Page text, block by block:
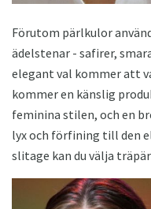
Förutom pärlkulor
ädelstenar - safirer,
elegant val kommer att
kommer en känslig
feminina stilen, och en
lyx och förfining till den
slitage kan du välja